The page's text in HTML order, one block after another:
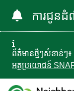
ការជូន
ព័ត៌មានថ្មីៗសំខាន់ៗ
អត្ថប្រយោជន៍